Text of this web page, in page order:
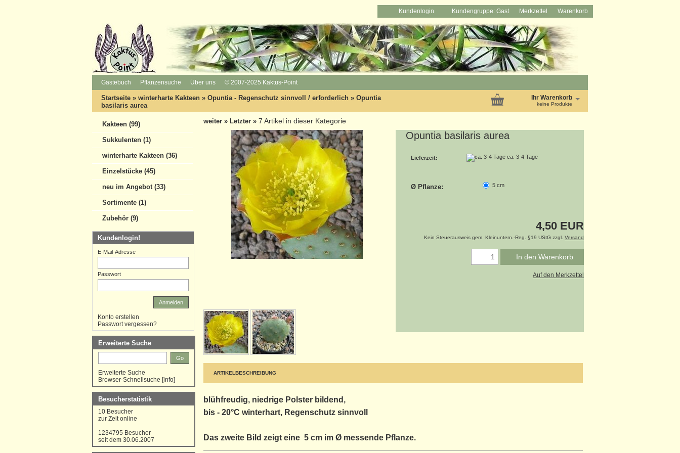
Kundenlogin Kundengruppe: Gast Merkzettel Warenkorb
Gästebuch Pflanzensuche Über uns © 2007-2025 Kaktus-Point
Startseite » winterharte Kakteen » Opuntia - Regenschutz sinnvoll / erforderlich » Opuntia
basilaris aurea
Ihr Warenkorb
keine Produkte
weiter » Letzter » 7 Artikel in dieser Kategorie
Opuntia basilaris aurea
Lieferzeit: ca. 3-4 Tage
Ø Pflanze: 5 cm
4,50 EUR
Kein Steuerausweis gem. Kleinuntern.-Reg. §19 UStG zzgl. Versand
In den Warenkorb
Auf den Merkzettel
ARTIKELBESCHREIBUNG
blühfreudig, niedrige Polster bildend ,
bis - 20°C winterhart, Regenschutz sinnvoll
Das zweite Bild zeigt eine 5 cm im Ø messende Pflanze.
Kakteen (99)
Sukkulenten (1)
winterharte Kakteen (36)
Einzelstücke (45)
neu im Angebot (33)
Sortimente (1)
Zubehör (9)
Kundenlogin!
E-Mail-Adresse
Passwort
Anmelden
Konto erstellen
Passwort vergessen?
Erweiterte Suche
Go
Erweiterte Suche
Browser-Schnellsuche [info]
Besucherstatistik
10 Besucher
zur Zeit online
1234795 Besucher
seit dem 30.06.2007